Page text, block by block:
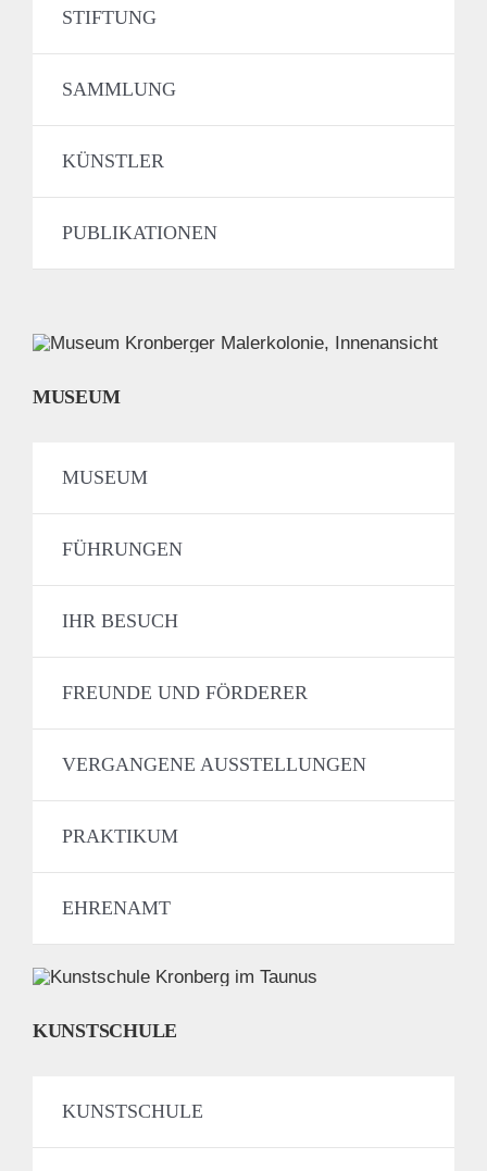
STIFTUNG
SAMMLUNG
KÜNSTLER
PUBLIKATIONEN
MUSEUM
MUSEUM
FÜHRUNGEN
IHR BESUCH
FREUNDE UND FÖRDERER
VERGANGENE AUSSTELLUNGEN
PRAKTIKUM
EHRENAMT
KUNSTSCHULE
KUNSTSCHULE